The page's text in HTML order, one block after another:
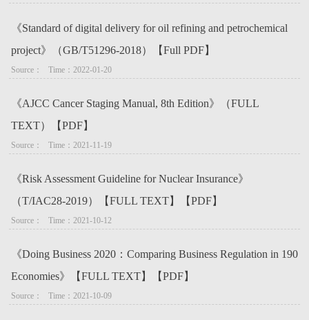
《Standard of digital delivery for oil refining and petrochemical
project》（GB/T51296-2018）【Full PDF】
Source：   Time：2022-01-20
《AJCC Cancer Staging Manual, 8th Edition》（FULL
TEXT）【PDF】
Source：   Time：2021-11-19
《Risk Assessment Guideline for Nuclear Insurance》
（T/IAC28-2019）【FULL TEXT】【PDF】
Source：   Time：2021-10-12
《Doing Business 2020：Comparing Business Regulation in 190
Economies》【FULL TEXT】【PDF】
Source：   Time：2021-10-09